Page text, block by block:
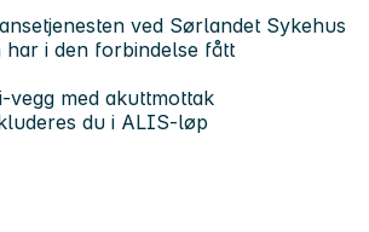
ved Sørlandet Sykehus
har i den forbindelse fått
vegg med akuttmottak
du i ALIS-løp